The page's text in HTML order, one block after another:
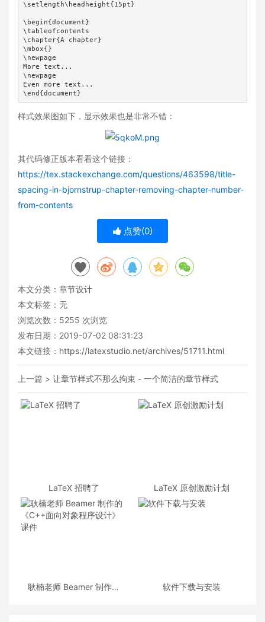
\setlength\headheight{15pt}
\begin{document}
\tableofcontents
\chapter{A chapter}
\mbox{}
\newpage
More text...
\newpage
Even more text...
\end{document}
样式效果图如下，显示效果也是非常不错：
其代码修正版本看看这个链接：
https://tex.stackexchange.com/questions/463598/title-
spacing-in-bjornstrup-chapter-removing-chapter-number-
from-contents
点赞(0)
本文分类： 章节设计
本文标签：无
浏览次数： 5255 次浏览
发布日期：2019-07-02 08:31:23
本文链接： https://latexstudio.net/archives/51711.html
上一篇 > 让章节样式不那么拘束 - 一个简洁的章节样式
LaTeX 招聘了 LaTeX 原创激励计划
耿楠老师 Beamer 制作的
软件下载与安装